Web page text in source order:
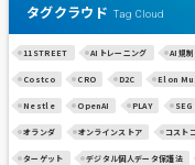
タグクラウド Tag Cloud
11STREET AIトレーニング AI規制
Costco CRO D2C Elon
Nestle OpenAI PLAY SEG
オランダ オンラインストア コスト
ターゲット デジタル個人データ保護法